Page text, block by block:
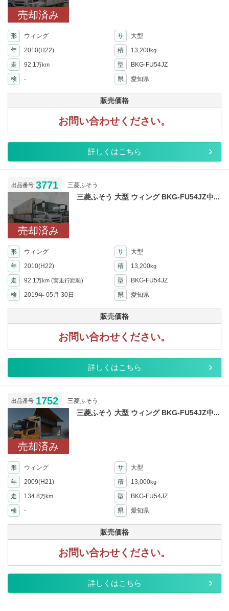
売却済み
形 ウィング サ
大型
年
2010(H22) 積 13,200kg
走 92.1万km 型
BKG-FU54JZ
検
- 県 愛知県
販売価格
お問い合わせください。
詳しくはこちら
出品番号 3771 三菱ふそう
売却済み
三菱ふそう 大型 ウィング BKG-FU54JZ中...
形 ウィング サ
大型
年
2010(H22) 積 13,200kg
走 92.1万km (実走行距離) 型
BKG-FU54JZ
検
2019年 05月 30日 県 愛知県
販売価格
お問い合わせください。
詳しくはこちら
出品番号 1752 三菱ふそう
売却済み
三菱ふそう 大型 ウィング BKG-FU54JZ中...
形 ウィング サ
大型
年
2009(H21) 積 13,000kg
走 134.8万km 型
BKG-FU54JZ
検
- 県 愛知県
販売価格
お問い合わせください。
詳しくはこちら